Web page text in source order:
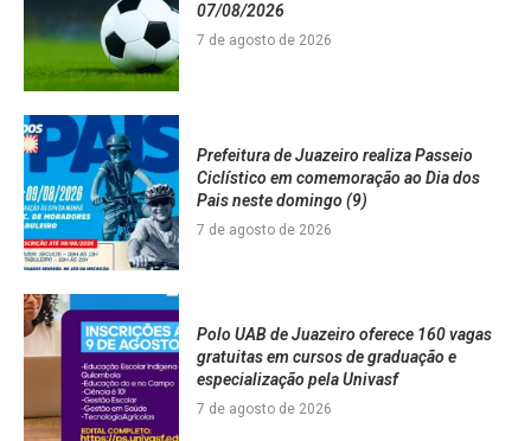
07/08/2026
7 de agosto de 2026
Prefeitura de Juazeiro realiza Passeio
Ciclístico em comemoração ao Dia dos
Pais neste domingo (9)
7 de agosto de 2026
Polo UAB de Juazeiro oferece 160 vagas
gratuitas em cursos de graduação e
especialização pela Univasf
7 de agosto de 2026